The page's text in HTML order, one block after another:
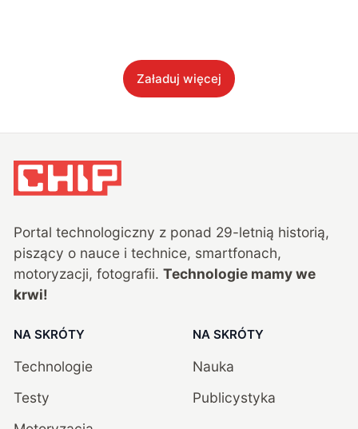
Załaduj więcej
Portal technologiczny z ponad 29-letnią historią,
piszący o nauce i technice, smartfonach,
motoryzacji, fotografii. Technologie mamy we
krwi!
NA SKRÓTY
Technologie
Testy
NA SKRÓTY
Nauka
Publicystyka